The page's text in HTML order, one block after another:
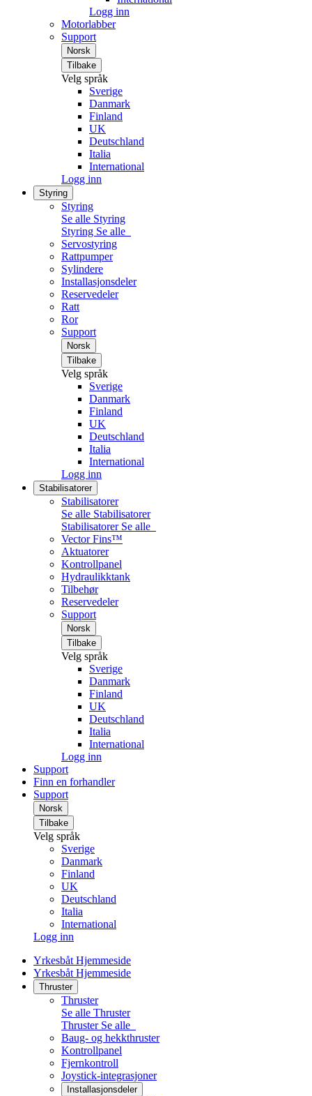
Logg inn
Motorlabber
Support
Norsk
Tilbake
Velg språk
Sverige
Danmark
Finland
UK
Deutschland
Italia
International
Logg inn
Styring
Styring
Se alle Styring
Styring Se alle
Servostyring
Rattpumper
Sylindere
Installasjonsdeler
Reservedeler
Ratt
Ror
Support
Norsk
Tilbake
Velg språk
Sverige
Danmark
Finland
UK
Deutschland
Italia
International
Logg inn
Stabilisatorer
Stabilisatorer
Se alle Stabilisatorer
Stabilisatorer Se alle
Vector Fins™
Aktuatorer
Kontrollpanel
Hydraulikktank
Tilbehør
Reservedeler
Support
Norsk
Tilbake
Velg språk
Sverige
Danmark
Finland
UK
Deutschland
Italia
International
Logg inn
Support
Finn en forhandler
Support
Norsk
Tilbake
Velg språk
Sverige
Danmark
Finland
UK
Deutschland
Italia
International
Logg inn
Yrkesbåt Hjemmeside
Yrkesbåt Hjemmeside
Thruster
Thruster
Se alle Thruster
Thruster Se alle
Baug- og hekkthruster
Kontrollpanel
Fjernkontroll
Joystick-integrasjoner
Installasjonsdeler